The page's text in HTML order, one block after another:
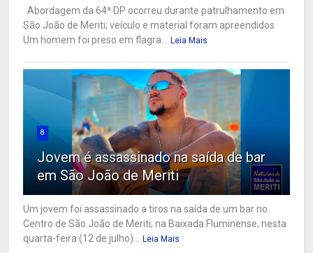
Abordagem da 64ª DP ocorreu durante patrulhamento em
São João de Meriti; veículo e material foram apreendidos
Um homem foi preso em flagra... Leia Mais
8
Jovem é assassinado na saída de bar
em São João de Meriti
Um jovem foi assassinado a tiros na saída de um bar no
Centro de São João de Meriti, na Baixada Fluminense, nesta
quarta-feira (12 de julho)... Leia Mais